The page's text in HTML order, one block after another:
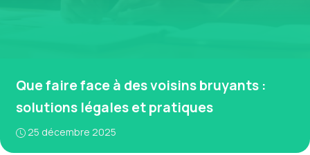
Que faire face à des voisins bruyants :
solutions légales et pratiques
25 décembre 2025